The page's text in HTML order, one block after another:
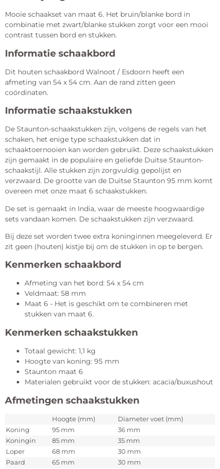
Mooie schaakset van maat 6. Het bruin/blanke bord in
combinatie met zwart/blanke stukken zorgt voor een mooi
contrast tussen bord en stukken.
Informatie schaakbord
Dit houten schaakbord Walnoot / Esdoorn heeft een
afmeting van 54 x 54 cm. Aan de rand zitten geen
coördinaten.
Informatie schaakstukken
De Staunton-schaakstukken zijn, volgens de regels van het
schaken, het enige type schaakstukken dat in
schaaktoernooien kan worden gebruikt. Deze schaakstukken
zijn gemaakt in de populaire en geliefde Duitse Staunton-
schaakstijl. Alle stukken zijn zorgvuldig gepolijst en
verzwaard. De grootte van de Duitse Staunton 95 mm komt
overeen met onze maat 6 schaakstukken.
De set is gemaakt in India, waar de meeste hoogwaardige
sets vandaan komen. De schaakstukken zijn verzwaard.
Bij deze set worden twee extra koninginnen meegeleverd. Er
zit geen (houten) kistje bij om de stukken in op te bergen.
Kenmerken schaakbord
Afmeting van het bord: 54 x 54 cm
Veldmaat: 58 mm
Maat 6 - Het is geschikt om te combineren met
stukken van maat 6.
Kenmerken schaakstukken
Totaal gewicht: 1,1 kg
Hoogte van koning: 95 mm
Staunton maat 6
Materialen gebruikt voor de stukken: acacia/buxushout
Afmetingen schaakstukken
Hoogte (mm)
Diameter voet (mm)
Koning
95 mm
36 mm
Koningin
85 mm
35 mm
Loper
68 mm
30 mm
Paard
65 mm
30 mm